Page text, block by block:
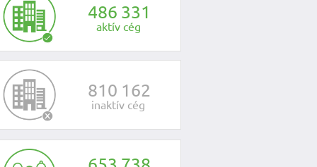
486 331
aktív cég
810 162
inaktív cég